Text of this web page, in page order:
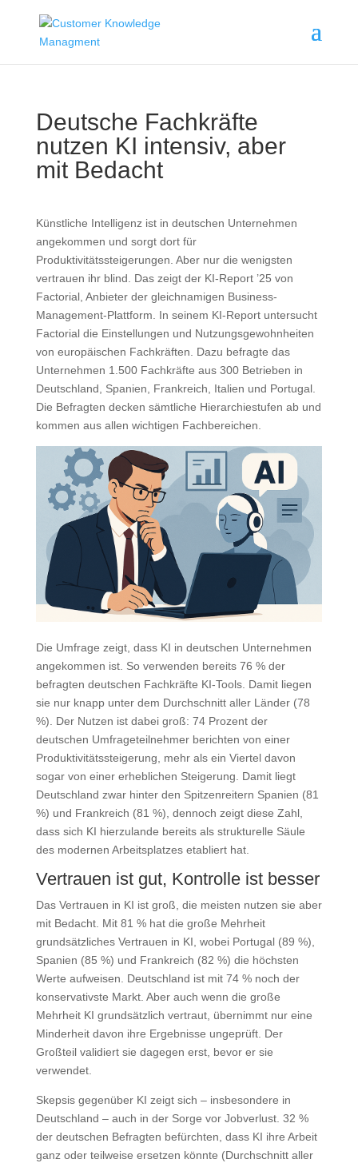
Deutsche Fachkräfte
nutzen KI intensiv, aber
mit Bedacht
Künstliche Intelligenz ist in deutschen Unternehmen
angekommen und sorgt dort für
Produktivitätssteigerungen. Aber nur die wenigsten
vertrauen ihr blind. Das zeigt der KI-Report ’25 von
Factorial, Anbieter der gleichnamigen Business-
Management-Plattform. In seinem KI-Report untersucht
Factorial die Einstellungen und Nutzungsgewohnheiten
von europäischen Fachkräften. Dazu befragte das
Unternehmen 1.500 Fachkräfte aus 300 Betrieben in
Deutschland, Spanien, Frankreich, Italien und Portugal.
Die Befragten decken sämtliche Hierarchiestufen ab und
kommen aus allen wichtigen Fachbereichen.
Die Umfrage zeigt, dass KI in deutschen Unternehmen
angekommen ist. So verwenden bereits 76 % der
befragten deutschen Fachkräfte KI-Tools. Damit liegen
sie nur knapp unter dem Durchschnitt aller Länder (78
%). Der Nutzen ist dabei groß: 74 Prozent der
deutschen Umfrageteilnehmer berichten von einer
Produktivitätssteigerung, mehr als ein Viertel davon
sogar von einer erheblichen Steigerung. Damit liegt
Deutschland zwar hinter den Spitzenreitern Spanien (81
%) und Frankreich (81 %), dennoch zeigt diese Zahl,
dass sich KI hierzulande bereits als strukturelle Säule
des modernen Arbeitsplatzes etabliert hat.
Vertrauen ist gut, Kontrolle ist besser
Das Vertrauen in KI ist groß, die meisten nutzen sie aber
mit Bedacht. Mit 81 % hat die große Mehrheit
grundsätzliches Vertrauen in KI, wobei Portugal (89 %),
Spanien (85 %) und Frankreich (82 %) die höchsten
Werte aufweisen. Deutschland ist mit 74 % noch der
konservativste Markt. Aber auch wenn die große
Mehrheit KI grundsätzlich vertraut, übernimmt nur eine
Minderheit davon ihre Ergebnisse ungeprüft. Der
Großteil validiert sie dagegen erst, bevor er sie
verwendet.
Skepsis gegenüber KI zeigt sich – insbesondere in
Deutschland – auch in der Sorge vor Jobverlust. 32 %
der deutschen Befragten befürchten, dass KI ihre Arbeit
ganz oder teilweise ersetzen könnte (Durchschnitt aller